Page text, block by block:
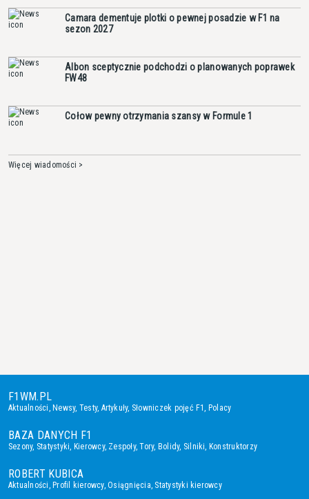
Camara dementuje plotki o pewnej posadzie w F1 na
sezon 2027
Albon sceptycznie podchodzi o planowanych poprawek
FW48
Cołow pewny otrzymania szansy w Formule 1
Więcej wiadomości >
F1WM.PL
Aktualności, Newsy, Testy, Artykuły, Słowniczek pojęć F1, Polacy
BAZA DANYCH F1
Sezony, Statystyki, Kierowcy, Zespoły,Tory, Bolidy, Silniki, Konstruktorzy
ROBERT KUBICA
Aktualności, Profil kierowcy,Osiągnięcia, Statystyki kierowcy